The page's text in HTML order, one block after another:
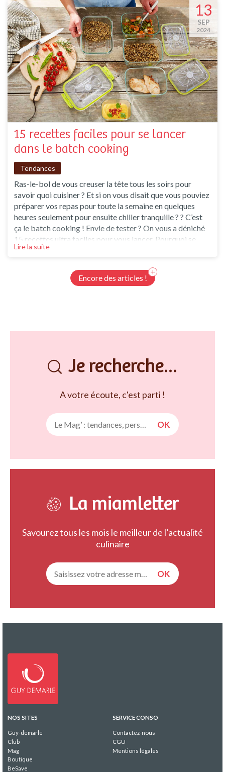
13
SEP
2024
15 recettes faciles pour se lancer
dans le batch cooking
Tendances
Ras-le-bol de vous creuser la tête tous les soirs pour
savoir quoi cuisiner ? Et si on vous disait que vous pouviez
préparer vos repas pour toute la semaine en quelques
heures seulement pour ensuite chiller tranquille ? ? C’est
ça le batch cooking ! Envie de tester ? On vous a déniché
15 recettes ultra faciles pour vous lancer. Pourquoi se
lancer dans le batch cooking ? Le batch cooking, c’est un
gagner du temps, à être p
Lire la suite
Encore des articles !
Je recherche...
A votre écoute, c'est parti !
La miamletter
Savourez tous les mois le meilleur de l’actualité
culinaire
NOS SITES
Guy-demarle
Club
Mag
Boutique
BeSave
SERVICE CONSO
Contactez-nous
CGU
Mentions légales